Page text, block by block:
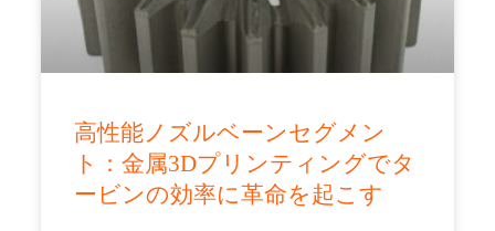
高性能ノズルベーンセグメン
ト：金属3Dプリンティングでタ
ービンの効率に革命を起こす